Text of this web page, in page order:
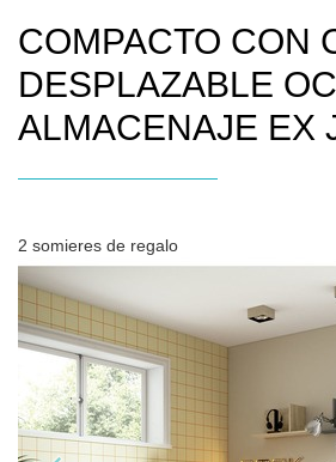
COMPACTO CON
DESPLAZABLE
ALMACENAJE EX
2 somieres de regalo